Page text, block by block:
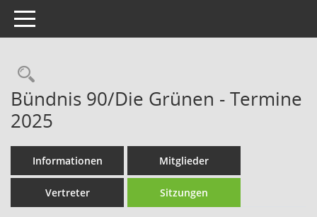
Toggle navigation
Rechercheauswahl
Bündnis 90/Die Grünen - Termine
2025
Informationen Mitglieder
Vertreter Sitzungen